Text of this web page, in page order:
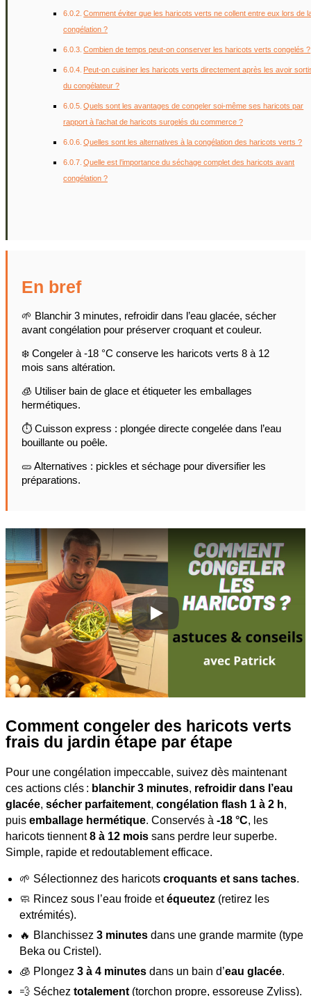
Comment éviter que les haricots verts ne collent entre eux lors de
congélation ?
Combien de temps peut-on conserver les haricots verts congelés ?
Peut-on cuisiner les haricots verts directement après les avoir
du congélateur ?
Quels sont les avantages de congeler soi-même ses haricots par
rapport à l’achat de haricots surgelés du commerce ?
Quelles sont les alternatives à la congélation des haricots verts ?
Quelle est l’importance du séchage complet des haricots avant
congélation ?
En bref
🌱 Blanchir 3 minutes, refroidir dans l’eau glacée, sécher
avant congélation pour préserver croquant et couleur.
❄️ Congeler à -18 °C conserve les haricots verts 8 à 12
mois sans altération.
🧊 Utiliser bain de glace et étiqueter les emballages
hermétiques.
⏱️ Cuisson express : plongée directe congelée dans l’eau
bouillante ou poêle.
🥒 Alternatives : pickles et séchage pour diversifier les
préparations.
Comment congeler des haricots verts
frais du jardin étape par étape
Pour une congélation impeccable, suivez dès maintenant
ces actions clés : blanchir 3 minutes, refroidir dans l’eau
glacée, sécher parfaitement, congélation flash 1 à 2 h,
puis emballage hermétique. Conservés à -18 °C, les
haricots tiennent8 à 12 mois sans perdre leur superbe.
Simple, rapide et redoutablement efficace.
🌱 Sélectionnez des haricots croquants et sans taches.
🧼 Rincez sous l’eau froide etéqueutez (retirez les
extrémités).
🔥 Blanchissez 3 minutes dans une grande marmite (type
Beka ou Cristel).
🧊 Plongez 3 à 4 minutes dans un bain d’eau glacée.
💨 Séchez totalement (torchon propre, essoreuse Zyliss).